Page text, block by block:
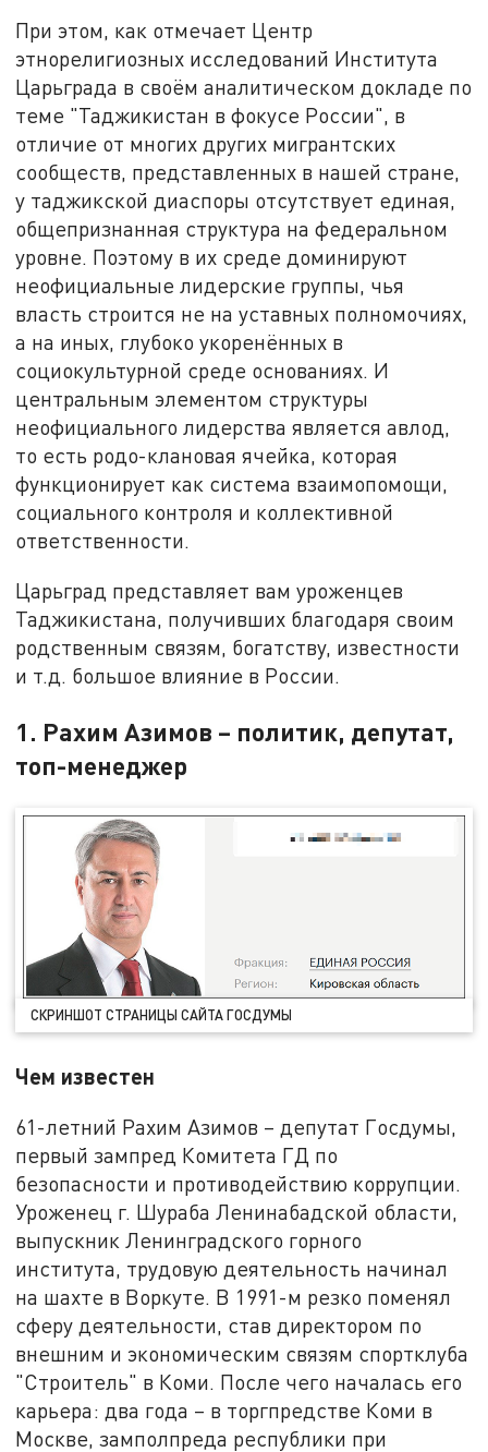
При этом, как отмечает Центр
этнорелигиозных исследований Института
Царьграда в своём аналитическом докладе по
теме "Таджикистан в фокусе России", в
отличие от многих других мигрантских
сообществ, представленных в нашей стране,
у таджикской диаспоры отсутствует единая,
общепризнанная структура на федеральном
уровне. Поэтому в их среде доминируют
неофициальные лидерские группы, чья
власть строится не на уставных полномочиях,
а на иных, глубоко укоренённых в
социокультурной среде основаниях. И
центральным элементом структуры
неофициального лидерства является авлод,
то есть родо-клановая ячейка, которая
функционирует как система взаимопомощи,
социального контроля и коллективной
ответственности.
Царьград представляет вам уроженцев
Таджикистана, получивших благодаря своим
родственным связям, богатству, известности
и т.д. большое влияние в России.
1. Рахим Азимов – политик, депутат,
топ-менеджер
СКРИНШОТ СТРАНИЦЫ САЙТА ГОСДУМЫ
Чем известен
61-летний Рахим Азимов – депутат Госдумы,
первый зампред Комитета ГД по
безопасности и противодействию коррупции.
Уроженец г. Шураба Ленинабадской области,
выпускник Ленинградского горного
института, трудовую деятельность начинал
на шахте в Воркуте. В 1991-м резко поменял
сферу деятельности, став директором по
внешним и экономическим связям спортклуба
"Строитель" в Коми. После чего началась его
карьера: два года – в торгпредстве Коми в
Москве, замполпреда республики при